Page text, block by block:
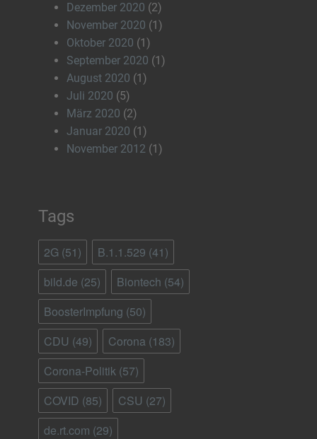
Dezember 2020 (2)
November 2020 (1)
Oktober 2020 (1)
September 2020 (1)
August 2020 (1)
Juli 2020 (5)
März 2020 (2)
Januar 2020 (1)
November 2012 (1)
Tags
2G (51) B.1.1.529 (41)
bild.de (25) Biontech (54)
BoosterImpfung (50)
CDU (49) Corona (183)
Corona-Politik (57)
COVID (85) CSU (27)
de.rt.com (29)